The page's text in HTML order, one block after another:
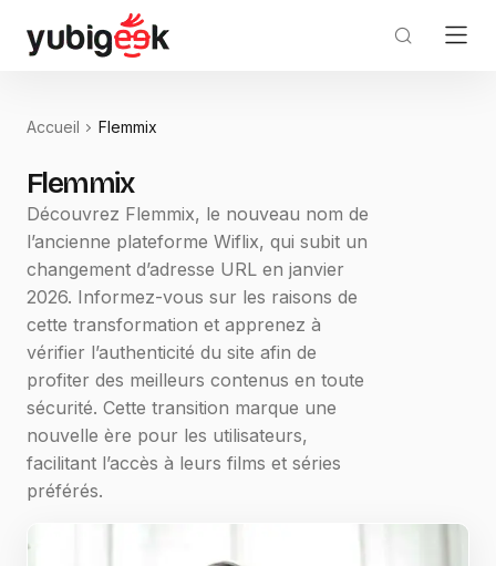
Accueil Flemmix
Flemmix
Découvrez Flemmix, le nouveau nom de
l’ancienne plateforme Wiflix, qui subit un
changement d’adresse URL en janvier
2026. Informez-vous sur les raisons de
cette transformation et apprenez à
vérifier l’authenticité du site afin de
profiter des meilleurs contenus en toute
sécurité. Cette transition marque une
nouvelle ère pour les utilisateurs,
facilitant l’accès à leurs films et séries
préférés.